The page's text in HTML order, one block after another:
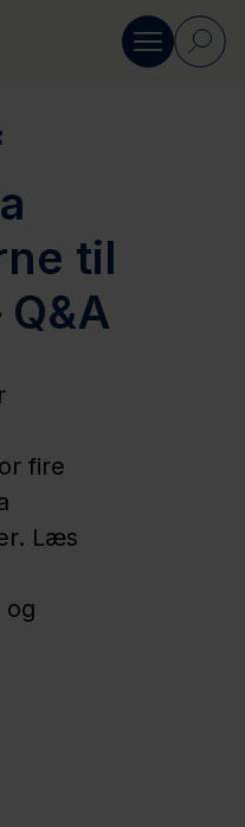
politikere
til
fire
Læs
og